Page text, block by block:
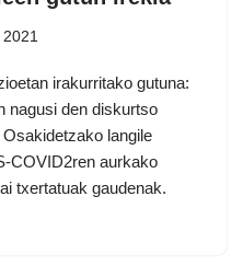
irakurritako gutuna:
nagusi den diskurtso
langile
COVID2ren aurkako
txertatuak gaudenak.